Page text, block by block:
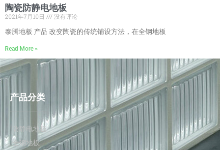
陶瓷防静电地板
2021年7月10日
没有评论
泰腾地板 产品 改变陶瓷的传统铺设方法，在全钢地板
Read More »
产品分类
防静电地板
全钢地板